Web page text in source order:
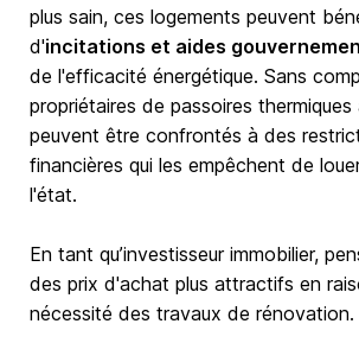
plus sain, ces logements peuvent
d'incitations et aides
de l'efficacité énergétique. Sans
propriétaires de passoires thermiques
peuvent être confrontés à des
financières qui les empêchent de
l'état.
En tant qu’investisseur immobilier,
des prix d'achat plus attractifs en
nécessité des travaux de rénovation.